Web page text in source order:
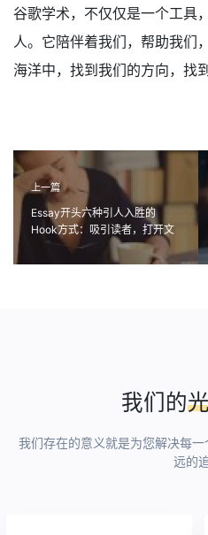
谷歌学术，不仅仅是一个工具
人。它陪伴着我们，帮助我们
海洋中，找到我们的方向，找
上一篇
Essay开头六种引人入胜的
Hook方式：吸引读者，打开文
我们的
我们存在的意义就是为您解决每
远的